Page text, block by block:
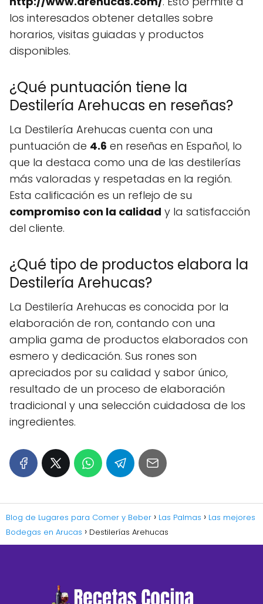
los interesados obtener detalles sobre
horarios, visitas guiadas y productos
disponibles.
¿Qué puntuación tiene la
Destilería Arehucas en reseñas?
La Destilería Arehucas cuenta con una
puntuación de 4.6 en reseñas en Español, lo
que la destaca como una de las destilerías
más valoradas y respetadas en la región.
Esta calificación es un reflejo de su
compromiso con la calidad y la satisfacción
del cliente.
¿Qué tipo de productos elabora la
Destilería Arehucas?
La Destilería Arehucas es conocida por la
elaboración de ron, contando con una
amplia gama de productos elaborados con
esmero y dedicación. Sus rones son
apreciados por su calidad y sabor único,
resultado de un proceso de elaboración
tradicional y una selección cuidadosa de los
ingredientes.
Blog de Lugares para Comer y Beber Las Palmas
Las mejores
Bodegas en Arucas
Destilerías Arehucas